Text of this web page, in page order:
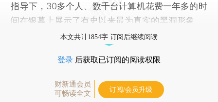
指导下，30多个人、数千台计算机花费一年多的时
间在银幕上展示了有史以来最为真实的黑洞形象。
本文共计1854字 订阅后继续阅读
登录 后获取已订阅的阅读权限
财新通会员
可畅读全文
订阅/会员升级